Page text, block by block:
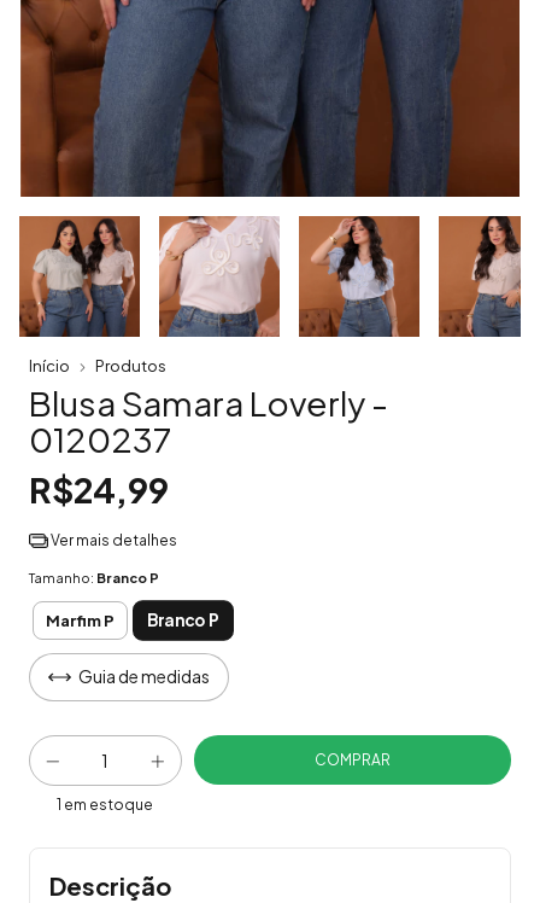
Início Produtos
Blusa Samara Loverly -
0120237
R$24,99
Ver mais detalhes
Tamanho: Branco P
Marfim P Branco P
Guia de medidas
1 em estoque
Descrição